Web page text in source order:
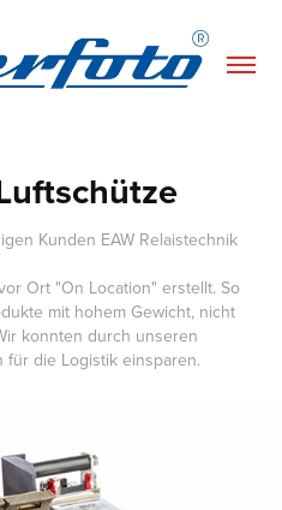
Kunden EAW Relaistechnik
Ort "On Location" erstellt. So
mit hohem Gewicht, nicht
konnten durch unseren
für die Logistik einsparen.